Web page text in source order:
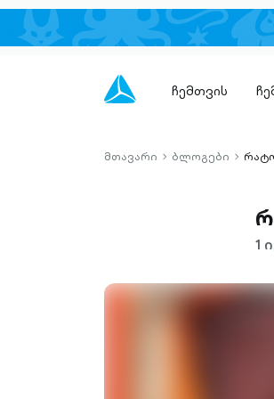
ჩემთვის
მთავარი chevron-
ბლოგები
1